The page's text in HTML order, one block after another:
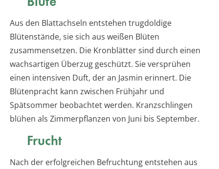
Aus den Blattachseln entstehen trugdoldige
Blütenstände, sie sich aus weißen Blüten
zusammensetzen. Die Kronblätter sind durch einen
wachsartigen Überzug geschützt. Sie versprühen
einen intensiven Duft, der an Jasmin erinnert. Die
Blütenpracht kann zwischen Frühjahr und
Spätsommer beobachtet werden. Kranzschlingen
blühen als Zimmerpflanzen von Juni bis September.
Frucht
Nach der erfolgreichen Befruchtung entstehen aus